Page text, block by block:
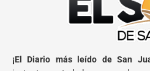
¡El Diario más leído de San